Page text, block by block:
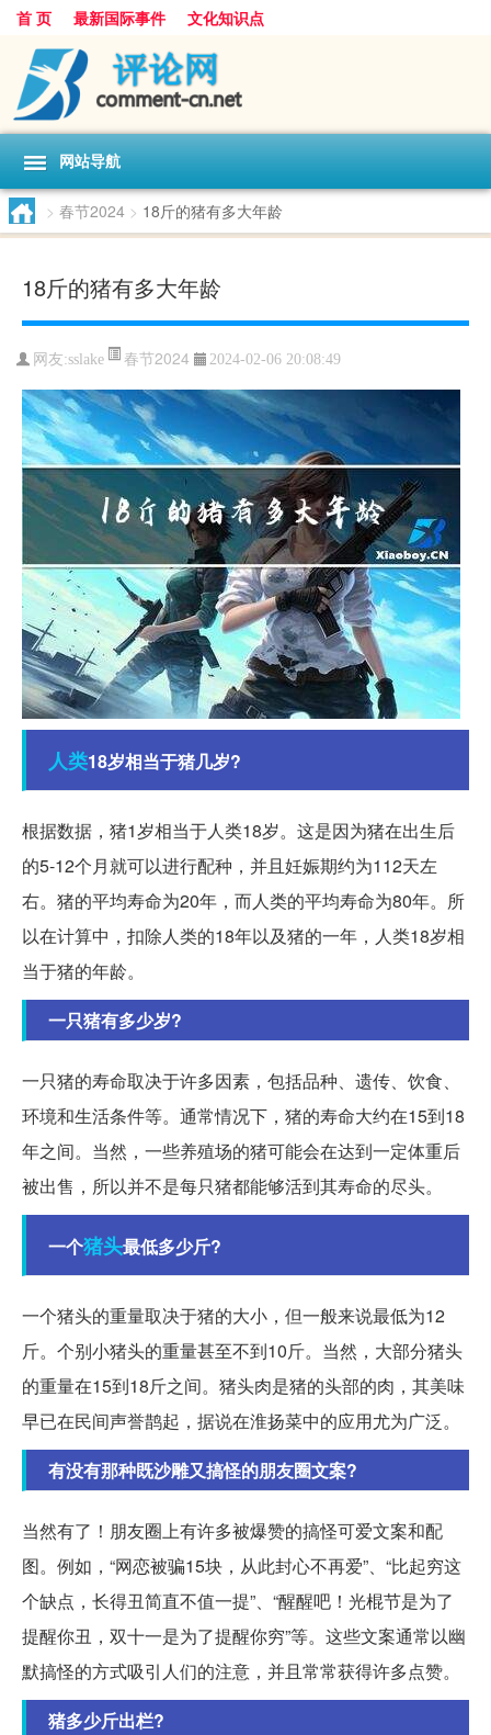
首 页 最新国际事件 文化知识点
网站导航
> 春节2024 > 18斤的猪有多大年龄
18斤的猪有多大年龄
网友:sslake 春节2024 2024-02-06 20:08:49
人类18岁相当于猪几岁?
根据数据，猪1岁相当于人类18岁。这是因为猪在出生后
的5-12个月就可以进行配种，并且妊娠期约为112天左
右。猪的平均寿命为20年，而人类的平均寿命为80年。所
以在计算中，扣除人类的18年以及猪的一年，人类18岁相
当于猪的年龄。
一只猪有多少岁?
一只猪的寿命取决于许多因素，包括品种、遗传、饮食、
环境和生活条件等。通常情况下，猪的寿命大约在15到18
年之间。当然，一些养殖场的猪可能会在达到一定体重后
被出售，所以并不是每只猪都能够活到其寿命的尽头。
一个猪头最低多少斤?
一个猪头的重量取决于猪的大小，但一般来说最低为12
斤。个别小猪头的重量甚至不到10斤。当然，大部分猪头
的重量在15到18斤之间。猪头肉是猪的头部的肉，其美味
早已在民间声誉鹊起，据说在淮扬菜中的应用尤为广泛。
有没有那种既沙雕又搞怪的朋友圈文案?
当然有了！朋友圈上有许多被爆赞的搞怪可爱文案和配
图。例如，“网恋被骗15块，从此封心不再爱”、“比起穷这
个缺点，长得丑简直不值一提”、“醒醒吧！光棍节是为了
提醒你丑，双十一是为了提醒你穷”等。这些文案通常以幽
默搞怪的方式吸引人们的注意，并且常常获得许多点赞。
猪多少斤出栏?